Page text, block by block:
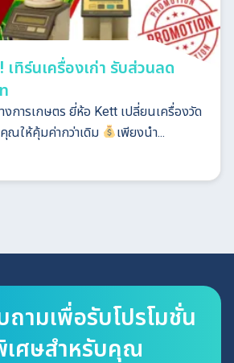
เทิร์นเครื่องเก่า รับส่วนลด
งการเกษตร ยี่ห้อ Kett เปลี่ยนเครื่องวัด
ณให้คุ้มค่ากว่าเดิม
เพียงนำ...
ามเพื่อรับโปรโมชั่น
เศษสำหรับคุณ